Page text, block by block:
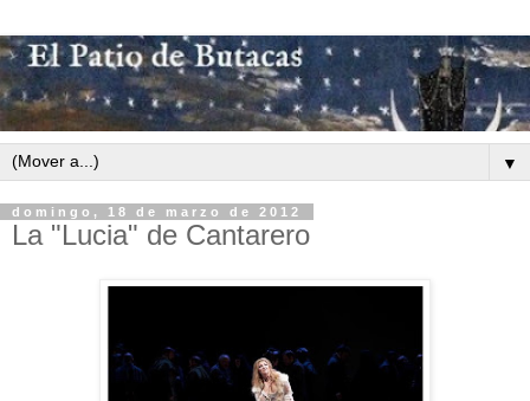
▼
domingo, 18 de marzo de 2012
La "Lucia" de Cantarero